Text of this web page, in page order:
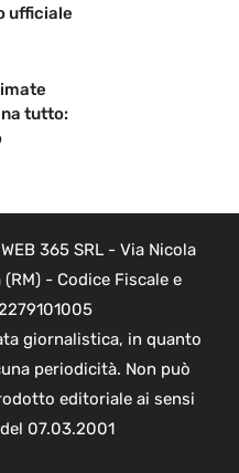
ufficiale
tutto:
365 SRL - Via Nicola
(RM) - Codice Fiscale e
giornalistica, in quanto
periodicità. Non può
editoriale ai sensi
07.03.2001